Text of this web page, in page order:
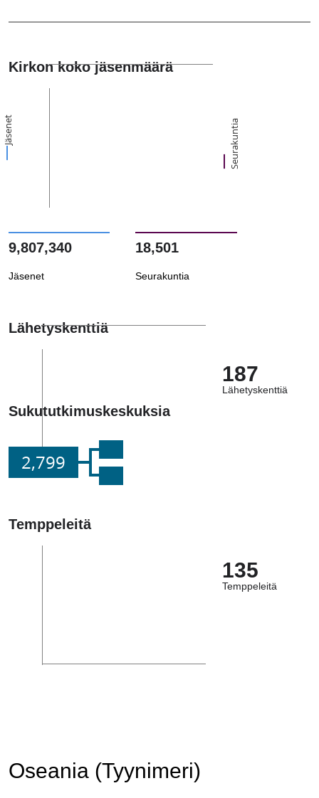
Kirkon koko jäsenmäärä
Jäsenet Seurakuntia
9,807,340
Jäsenet
18,501
Seurakuntia
Lähetyskenttiä
187
Lähetyskenttiä
Sukututkimuskeskuksia
2,799
Temppeleitä
135
Temppeleitä
Oseania (Tyynimeri)